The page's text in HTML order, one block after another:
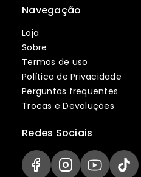
Navegação
Loja
Sobre
Termos de uso
Política de Privacidade
Perguntas frequentes
Trocas e Devoluções
Redes Sociais